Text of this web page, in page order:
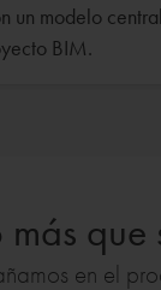
un modelo
BIM.
que
en el